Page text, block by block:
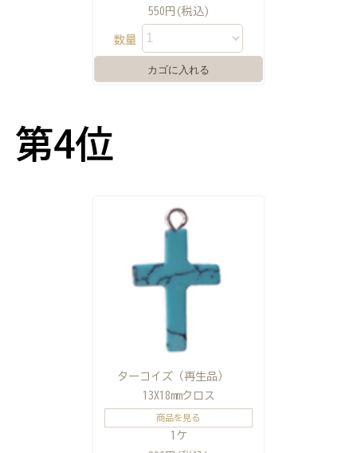
550円(税込)
数量
ターコイズ（再生品）
13X18mmクロス
商品を見る
1ケ